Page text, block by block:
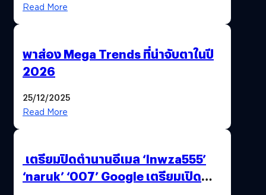
Read More
พาส่อง Mega Trends ที่น่าจับตาในปี
2026
25/12/2025
Read More
เตรียมปิดตำนานอีเมล ‘lnwza555’
‘naruk’ ‘007’ Google เตรียมเปิด